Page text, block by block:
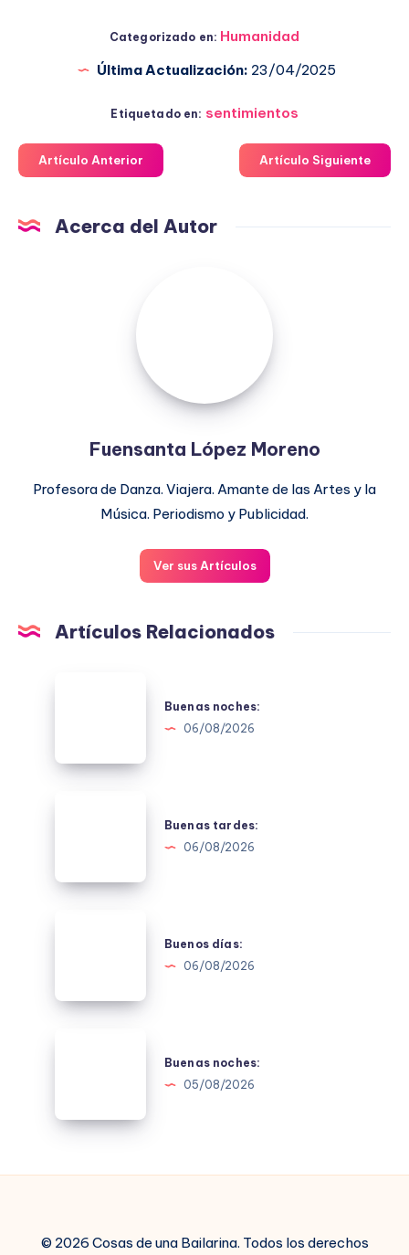
Categorizado en: Humanidad
Última Actualización: 23/04/2025
Etiquetado en: sentimientos
Artículo Anterior Artículo Siguiente
Acerca del Autor
Fuensanta López Moreno
Profesora de Danza. Viajera. Amante de las Artes y la
Música. Periodismo y Publicidad.
Ver sus Artículos
Artículos Relacionados
Buenas noches:
06/08/2026
Buenas tardes:
06/08/2026
Buenos días:
06/08/2026
Buenas noches:
05/08/2026
© 2026 Cosas de una Bailarina. Todos los derechos